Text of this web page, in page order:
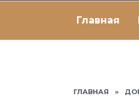
Главная
ГЛАВНАЯ »